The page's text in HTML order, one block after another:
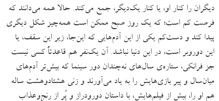
دیگران را کنار او، یا کنار یک‌دیگر، جمع می‌کند. حالا همه می‌دانند که
فرصت کم است؛ که یک روز صبح ممکن است همه‌چیز شکل دیگری
پیدا کند و دست‌کم یکی از این آدم‌هایی که این‌جا، زیر این سقف، یا
این دوروبر است، در این دنیا نباشد. آن یک‌نفر هم قاعدتاً کسی نیست
جز فرانکی، ستاره‌ی سال‌های نه‌چندان دور سینما که بیش‌تر آدم‌های
میان‌سال و پیر بازی‌هایش را به یاد می‌آورند و زنی هشتادوهشت ساله
هم او را، بیش از فیلم‌هایش، با داستان دورودراز و پُر از رنج‌وعذابِ